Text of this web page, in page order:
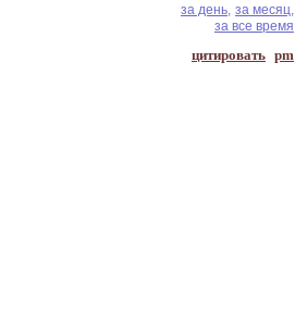
за день, за месяц,
за все время
цитировать pm